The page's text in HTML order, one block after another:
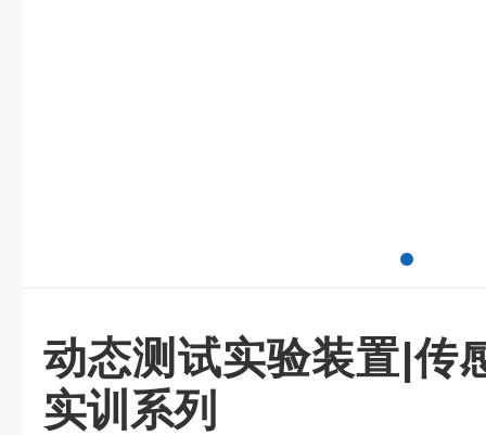
动态测试实验装置|传
实训系列